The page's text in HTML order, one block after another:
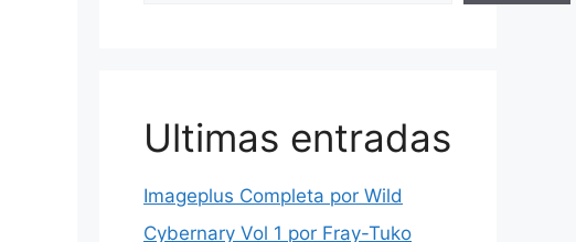
Ultimas entradas
Imageplus Completa por Wild
Cybernary Vol 1 por Fray-Tuko